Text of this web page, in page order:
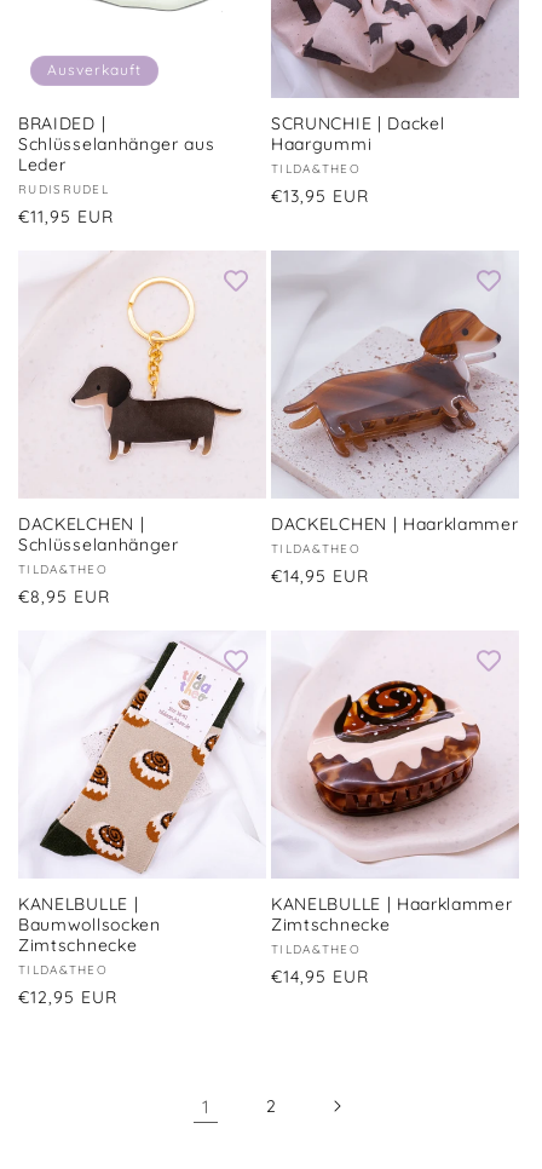
Ausverkauft
BRAIDED |
Schlüsselanhänger aus
Leder
Anbieter:
RUDISRUDEL
Normaler
€11,95 EUR
SCRUNCHIE | Dackel
Haargummi
Anbieter:
TILDA&THEO
Normaler
€13,95 EUR
DACKELCHEN |
Schlüsselanhänger
Anbieter:
TILDA&THEO
Normaler
€8,95 EUR
DACKELCHEN | Haarklammer
Anbieter:
TILDA&THEO
Normaler
€14,95 EUR
KANELBULLE |
Baumwollsocken
Zimtschnecke
Anbieter:
TILDA&THEO
Normaler
€12,95 EUR
KANELBULLE | Haarklammer
Zimtschnecke
Anbieter:
TILDA&THEO
Normaler
€14,95 EUR
1 2